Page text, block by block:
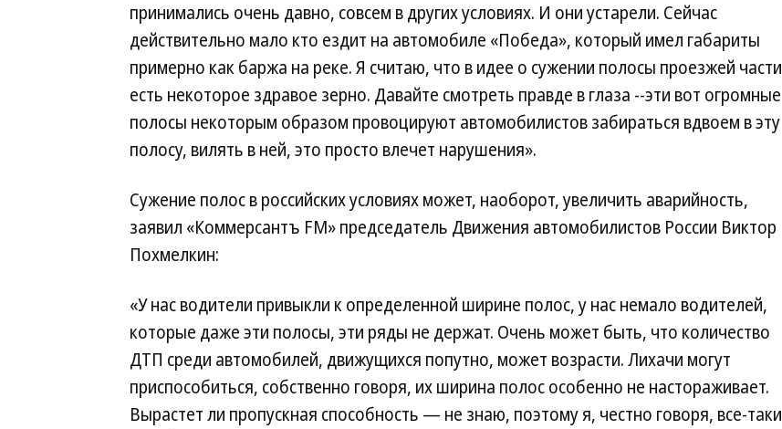
принимались очень давно, совсем в других условиях. И они устарели. Сейчас
действительно мало кто ездит на автомобиле «Победа», который имел габариты
примерно как баржа на реке. Я считаю, что в идее о сужении полосы проезжей части
есть некоторое здравое зерно. Давайте смотреть правде в глаза --эти вот огромные
полосы некоторым образом провоцируют автомобилистов забираться вдвоем в эту
полосу, вилять в ней, это просто влечет нарушения».
Сужение полос в российских условиях может, наоборот, увеличить аварийность,
заявил «Коммерсантъ FM» председатель Движения автомобилистов России Виктор
Похмелкин:
«У нас водители привыкли к определенной ширине полос, у нас немало водителей,
которые даже эти полосы, эти ряды не держат. Очень может быть, что количество
ДТП среди автомобилей, движущихся попутно, может возрасти. Лихачи могут
приспособиться, собственно говоря, их ширина полос особенно не настораживает.
Вырастет ли пропускная способность — не знаю, поэтому я, честно говоря, все-таки